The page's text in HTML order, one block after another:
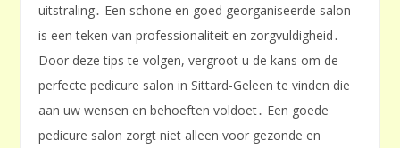
uitstraling․ Een schone en goed georganiseerde salon
is een teken van professionaliteit en zorgvuldigheid․
Door deze tips te volgen, vergroot u de kans om de
perfecte pedicure salon in Sittard-Geleen te vinden die
aan uw wensen en behoeften voldoet․ Een goede
pedicure salon zorgt niet alleen voor gezonde en